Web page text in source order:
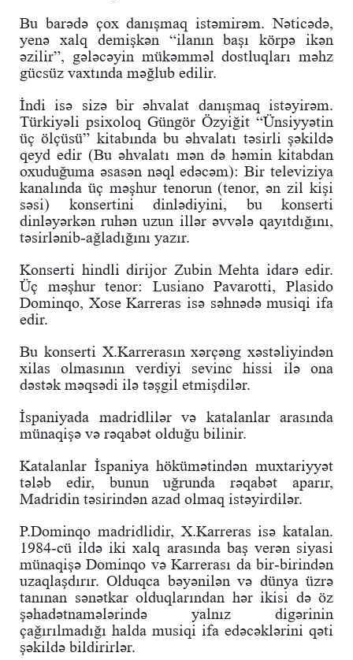
Bu barədə çox danışmaq istəmirəm. Nəticədə,
yenə xalq demişkən “ilanın başı körpə ikən
əzilir”, gələcəyin mükəmməl dostluqları məhz
gücsüz vaxtında məğlub edilir.
İndi isə sizə bir əhvalat danışmaq istəyirəm.
Türkiyəli psixoloq Güngör Özyiğit “Ünsiyyətin
üç ölçüsü” kitabında bu əhvalatı təsirli şəkildə
qeyd edir (Bu əhvalatı mən də həmin kitabdan
oxuduğuma əsasən nəql edəcəm): Bir televiziya
kanalında üç məşhur tenorun (tenor, ən zil kişi
səsi) konsertini dinlədiyini, bu konserti
dinləyərkən ruhən uzun illər əvvələ qayıtdığını,
təsirlənib-ağladığını yazır.
Konserti hindli dirijor Zubin Mehta idarə edir.
Üç məşhur tenor: Lusiano Pavarotti, Plasido
Dominqo, Xose Karreras isə səhnədə musiqi ifa
edir.
Bu konserti X.Karrerasın xərçəng xəstəliyindən
xilas olmasının verdiyi sevinc hissi ilə ona
dəstək məqsədi ilə təşgil etmişdilər.
İspaniyada madridlilər və katalanlar arasında
münaqişə və rəqabət olduğu bilinir.
Katalanlar İspaniya hökümətindən muxtariyyət
tələb edir, bunun uğrunda rəqabət aparır,
Madridin təsirindən azad olmaq istəyirdilər.
P.Dominqo madridlidir, X.Karreras isə katalan.
1984-cü ildə iki xalq arasında baş verən siyasi
münaqişə Dominqo və Karrerası da bir-birindən
uzaqlaşdırır. Olduqca bəyənilən və dünya üzrə
tanınan sənətkar olduqlarından hər ikisi də öz
şəhadətnamələrində yalnız digərinin
çağırılmadığı halda musiqi ifa edəcəklərini qəti
şəkildə bildirirlər.